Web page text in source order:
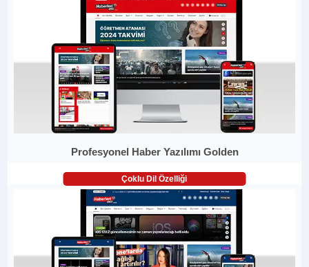
Profesyonel Haber Yazılımı Golden
Çoklu Dil Özelliği